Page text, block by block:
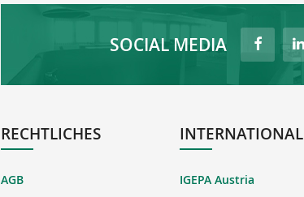
SOCIAL MEDIA
RECHTLICHES
AGB
INTERNATIONAL
IGEPA Austria